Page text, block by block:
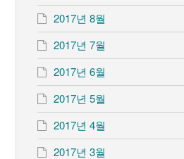
2017년 8월
2017년 7월
2017년 6월
2017년 5월
2017년 4월
2017년 3월